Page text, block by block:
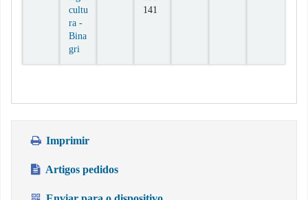
cultu
ra -
Bina
gri
141
Imprimir
Artigos pedidos